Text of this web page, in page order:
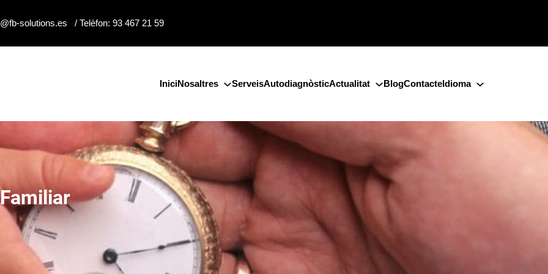
solutions.es / Telèfon: 93 467 21 59
IniciNosaltres ServeisAutodiagnòsticActualitat BlogContacteIdioma